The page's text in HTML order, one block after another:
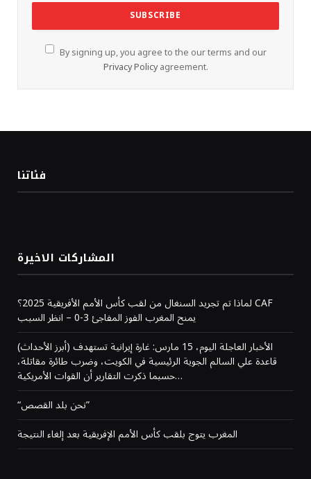
By signing up, you agree to the our terms and our
Privacy Policyagreement.
فئاتنا
المشاركات الاخيرة
لماذا تم تجريد السنغال من لقب كأس الأمم الأفريقية 2025؟ CAF
يمنح المغرب الفوز المفاجئ 3-0 – انظر السبب
(أبرز الأحداث) الأخبار العاجلة اليوم، 15 مارس: غارة إيرانية تستهدف
قاعدة علي السالم الجوية الرئيسية في الكويت، وضرب طائرة مقاتلة،
حسبما ذكرت التقارير أن القوات الأمريكية…
“نحن بلد القصص”
المغرب يتوج بلقب كأس الأمم الإفريقية بعد إلغاء النتيجة